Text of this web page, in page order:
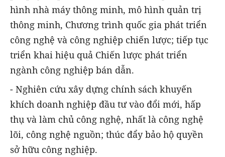
hình nhà máy thông minh, mô hình quản trị
thông minh, Chương trình quốc gia phát triển
công nghệ và công nghiệp chiến lược; tiếp tục
triển khai hiệu quả Chiến lược phát triển
ngành công nghiệp bán dẫn.
- Nghiên cứu xây dựng chính sách khuyến
khích doanh nghiệp đầu tư vào đổi mới, hấp
thụ và làm chủ công nghệ, nhất là công nghệ
lõi, công nghệ nguồn; thúc đẩy bảo hộ quyền
sở hữu công nghiệp.